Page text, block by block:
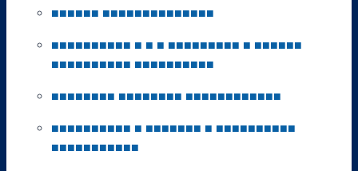
■■■■■■ ■■■■■■■■■■■■■■
■■■■■■■■■■ ■ ■ ■ ■■■■■■■■■ ■ ■■■■■■
■■■■■■■■■■ ■■■■■■■■■■
■■■■■■■■ ■■■■■■■■ ■■■■■■■■■■■■
■■■■■■■■■■ ■ ■■■■■■■ ■ ■■■■■■■■■■
■■■■■■■■■■■